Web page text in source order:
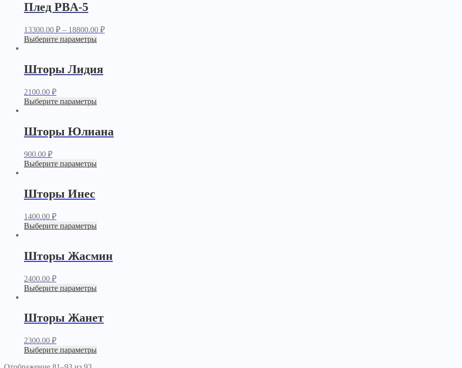
Плед PBA-5
13300.00 ₽ – 18800.00 ₽
Выберите параметры
Шторы Лидия
2100.00 ₽
Выберите параметры
Шторы Юлиана
900.00 ₽
Выберите параметры
Шторы Инес
1400.00 ₽
Выберите параметры
Шторы Жасмин
2400.00 ₽
Выберите параметры
Шторы Жанет
2300.00 ₽
Выберите параметры